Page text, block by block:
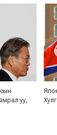
уу,